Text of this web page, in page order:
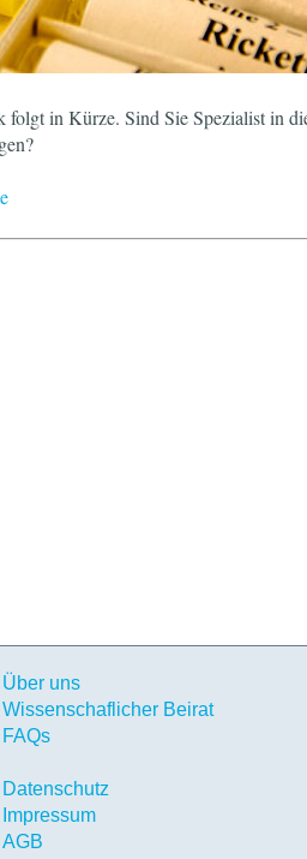
folgt in Kürze. Sind Sie Spezialist in
Über uns
Wissenschaflicher Beirat
FAQs
Datenschutz
Impressum
AGB